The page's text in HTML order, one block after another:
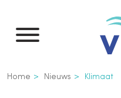
naar
inhoud
Kruimelpad
Home Nieuws Klimaat